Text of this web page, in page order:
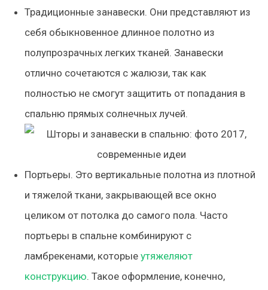
Традиционные занавески. Они представляют из
себя обыкновенное длинное полотно из
полупрозрачных легких тканей. Занавески
отлично сочетаются с жалюзи, так как
полностью не смогут защитить от попадания в
спальню прямых солнечных лучей.
Портьеры. Это вертикальные полотна из плотной
и тяжелой ткани, закрывающей все окно
целиком от потолка до самого пола. Часто
портьеры в спальне комбинируют с
ламбрекенами, которые утяжеляют
конструкцию. Такое оформление, конечно,